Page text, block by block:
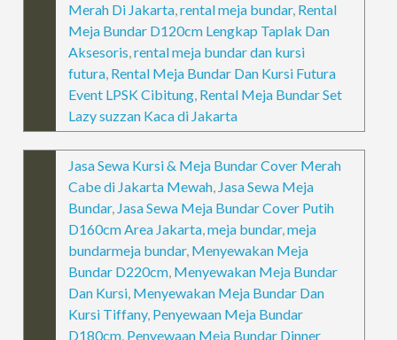
Merah Di Jakarta,rental meja bundar, Rental
Meja Bundar D120cm Lengkap Taplak Dan
Aksesoris,rental meja bundar dan kursi
futura, Rental Meja Bundar Dan Kursi Futura
Event LPSK Cibitung, Rental Meja Bundar Set
Lazy suzzan Kaca di Jakarta
Jasa Sewa Kursi & Meja Bundar Cover Merah
Cabe di Jakarta Mewah, Jasa Sewa Meja
Bundar, Jasa Sewa Meja Bundar Cover Putih
D160cm Area Jakarta,meja bundar,meja
bundarmeja bundar, Menyewakan Meja
Bundar D220cm, Menyewakan Meja Bundar
Dan Kursi, Menyewakan Meja Bundar Dan
Kursi Tiffany, Penyewaan Meja Bundar
D180cm, Penyewaan Meja Bundar Dinner